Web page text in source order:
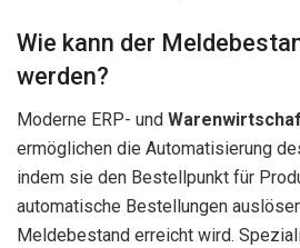
Wie kann der
werden?
Moderne ERP- und
ermöglichen die Automatisierung
indem sie den Bestellpunkt für
automatische Bestellungen
Meldebestand erreicht wird.